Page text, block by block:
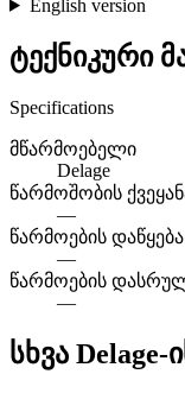
English version
ტექნიკური
Specifications
მწარმოებელი
Delage
წარმოშობის
—
წარმოების დაწყება
—
წარმოების
—
სხვა